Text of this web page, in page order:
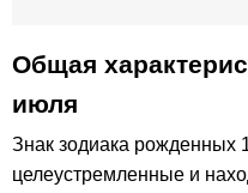
Общая
июля
Знак зодиака рожденных
целеустремленные и